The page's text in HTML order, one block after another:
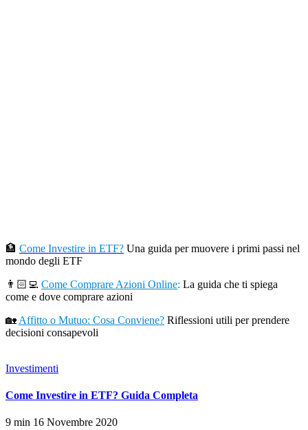
🏦 Come Investire in ETF? Una guida per muovere i primi passi nel
mondo degli ETF
👨🏻‍💻 Come Comprare Azioni Online: La guida che ti spiega
come e dove comprare azioni
🏡 Affitto o Mutuo: Cosa Conviene? Riflessioni utili per prendere
decisioni consapevoli
Investimenti
Come Investire in ETF? Guida Completa
9 min 16 Novembre 2020